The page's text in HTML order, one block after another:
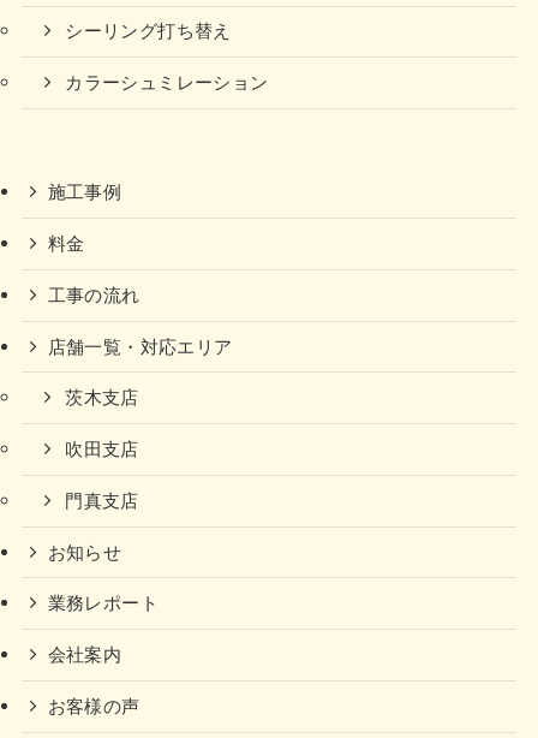
シーリング打ち替え
カラーシュミレーション
施工事例
料金
工事の流れ
店舗一覧・対応エリア
茨木支店
吹田支店
門真支店
お知らせ
業務レポート
会社案内
お客様の声